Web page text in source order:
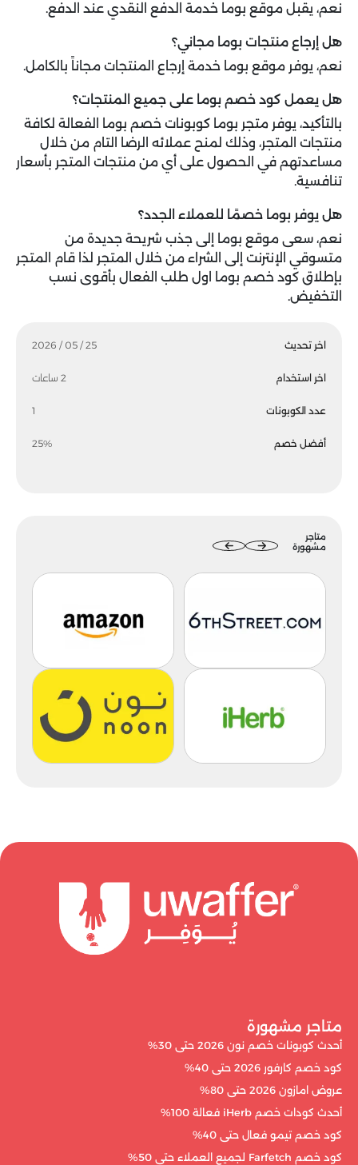
اخر تحديث 25 / 05 / 2026
اخر استخدام 2 ساعات
عدد الكوبونات 1
أفضل خصم 25%
متاجر
مشهورة
نعم، يقبل موقع بوما خدمة الدفع النقدي عند الدفع.
هل إرجاع منتجات بوما مجاني؟
نعم، يوفر موقع بوما خدمة إرجاع المنتجات مجاناً بالكامل.
هل يعمل كود خصم بوما على جميع المنتجات؟
بالتأكيد، يوفر متجر بوما كوبونات خصم بوما الفعالة لكافة
منتجات المتجر، وذلك لمنح عملائه الرضا التام من خلال
مساعدتهم في الحصول على أي من منتجات المتجر بأسعار
تنافسية.
هل يوفر بوما خصمًا للعملاء الجدد؟
نعم، سعى موقع بوما إلى جذب شريحة جديدة من
متسوقي الإنترنت إلى الشراء من خلال المتجر لذا قام المتجر
بإطلاق كود خصم بوما اول طلب الفعال بأقوى نسب
التخفيض.
متاجر مشهورة
أحدث كوبونات خصم نون 2026 حتى 30%
كود خصم كارفور 2026 حتى 40%
عروض امازون 2026 حتى 80%
أحدث كودات خصم iHerb فعالة 100%
كود خصم تيمو فعال حتى 40%
كود خصم Farfetch لجميع العملاء حتى 50%